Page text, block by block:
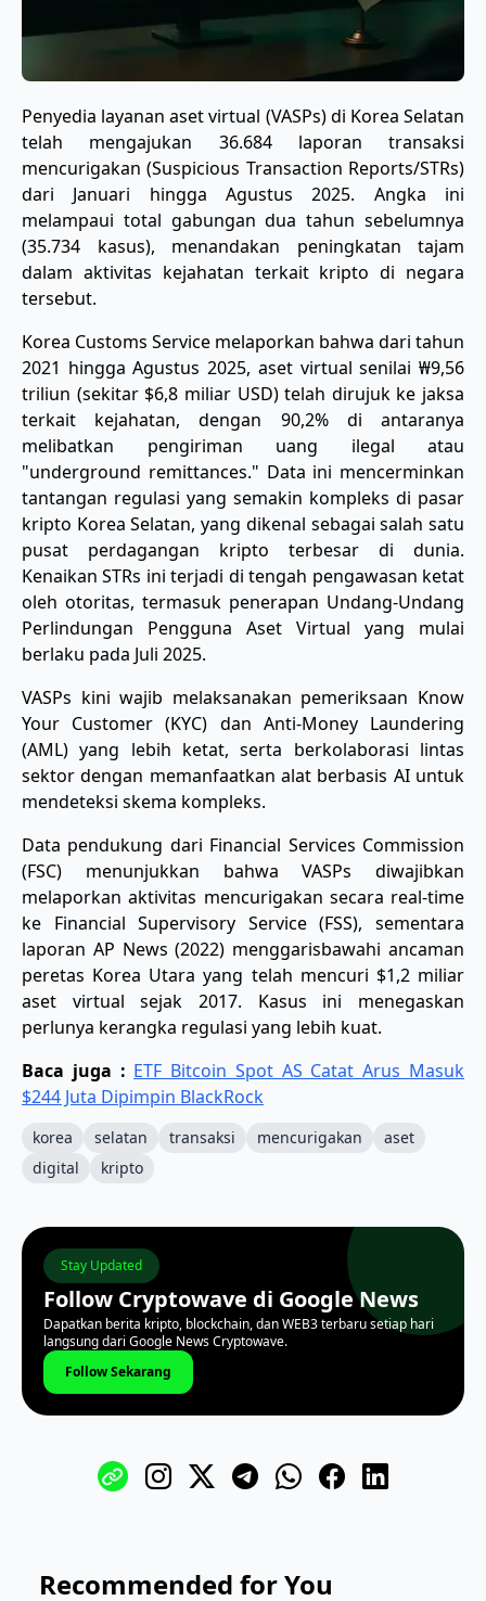
Penyedia layanan aset virtual (VASPs) di Korea Selatan
telah mengajukan 36.684 laporan transaksi
mencurigakan (Suspicious Transaction Reports/STRs)
dari Januari hingga Agustus 2025. Angka ini
melampaui total gabungan dua tahun sebelumnya
(35.734 kasus), menandakan peningkatan tajam
dalam aktivitas kejahatan terkait kripto di negara
tersebut.
Korea Customs Service melaporkan bahwa dari tahun
2021 hingga Agustus 2025, aset virtual senilai ₩9,56
triliun (sekitar $6,8 miliar USD) telah dirujuk ke jaksa
terkait kejahatan, dengan 90,2% di antaranya
melibatkan pengiriman uang ilegal atau
"underground remittances." Data ini mencerminkan
tantangan regulasi yang semakin kompleks di pasar
kripto Korea Selatan, yang dikenal sebagai salah satu
pusat perdagangan kripto terbesar di dunia.
Kenaikan STRs ini terjadi di tengah pengawasan ketat
oleh otoritas, termasuk penerapan Undang-Undang
Perlindungan Pengguna Aset Virtual yang mulai
berlaku pada Juli 2025.
VASPs kini wajib melaksanakan pemeriksaan Know
Your Customer (KYC) dan Anti-Money Laundering
(AML) yang lebih ketat, serta berkolaborasi lintas
sektor dengan memanfaatkan alat berbasis AI untuk
mendeteksi skema kompleks.
Data pendukung dari Financial Services Commission
(FSC) menunjukkan bahwa VASPs diwajibkan
melaporkan aktivitas mencurigakan secara real-time
ke Financial Supervisory Service (FSS), sementara
laporan AP News (2022) menggarisbawahi ancaman
peretas Korea Utara yang telah mencuri $1,2 miliar
aset virtual sejak 2017. Kasus ini menegaskan
perlunya kerangka regulasi yang lebih kuat.
Baca juga : ETF Bitcoin Spot AS Catat Arus Masuk
$244 Juta Dipimpin BlackRock
korea selatan transaksi mencurigakan
aset
digital
kripto
Stay Updated
Follow Cryptowave di Google News
Dapatkan berita kripto, blockchain, dan WEB3 terbaru setiap hari
langsung dari Google News Cryptowave.
Follow Sekarang
Recommended for You